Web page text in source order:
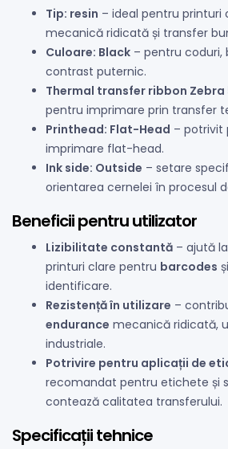
Tip: resin – ideal pentru printuri
mecanică ridicată și transfer
Culoare: Black – pentru coduri,
contrast puternic.
Thermal transfer ribbon Zebra
pentru imprimare prin transfer
Printhead: Flat-Head – potrivit
imprimare flat-head.
Ink side: Outside – setare
orientarea cernelei în procesul
Beneficii pentru utilizator
Lizibilitate constantă – ajută
printuri clare pentru barcodes
identificare.
Rezistență în utilizare –
endurance mecanică ridicată,
industriale.
Potrivire pentru aplicații de
recomandat pentru etichete și
contează calitatea transferului.
Specificații tehnice